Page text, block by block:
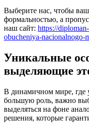
Выберите нас, чтобы
формальностью, а
наш сайт: https://
obucheniya-nacionalnogo-
Уникальные
выделяющие
В динамичном мире, где
большую роль, важно
выделяться на фоне
решения, которые